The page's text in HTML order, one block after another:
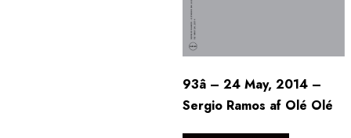
93â – 24 May, 2014 –
Sergio Ramos af Olé Olé